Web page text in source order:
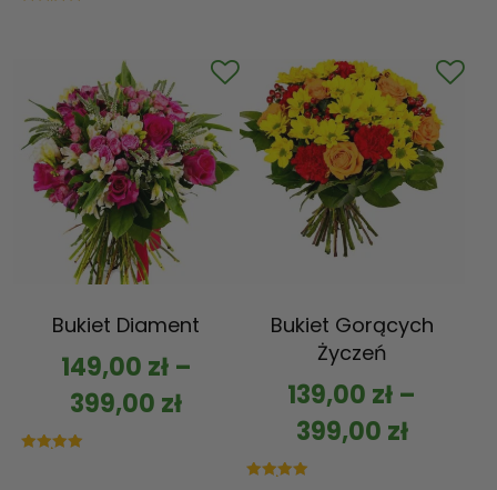
Bukiet Diament
149,00 zł–
399,00 zł
Bukiet Gorących
Życzeń
139,00 zł –
399,00 zł